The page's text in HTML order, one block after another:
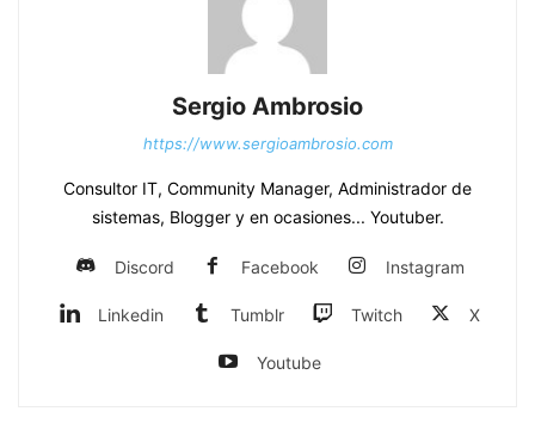
Sergio Ambrosio
https://www.sergioambrosio.com
Consultor IT, Community Manager, Administrador de
sistemas, Blogger y en ocasiones... Youtuber.
Discord Facebook Instagram
Linkedin Tumblr Twitch X
Youtube